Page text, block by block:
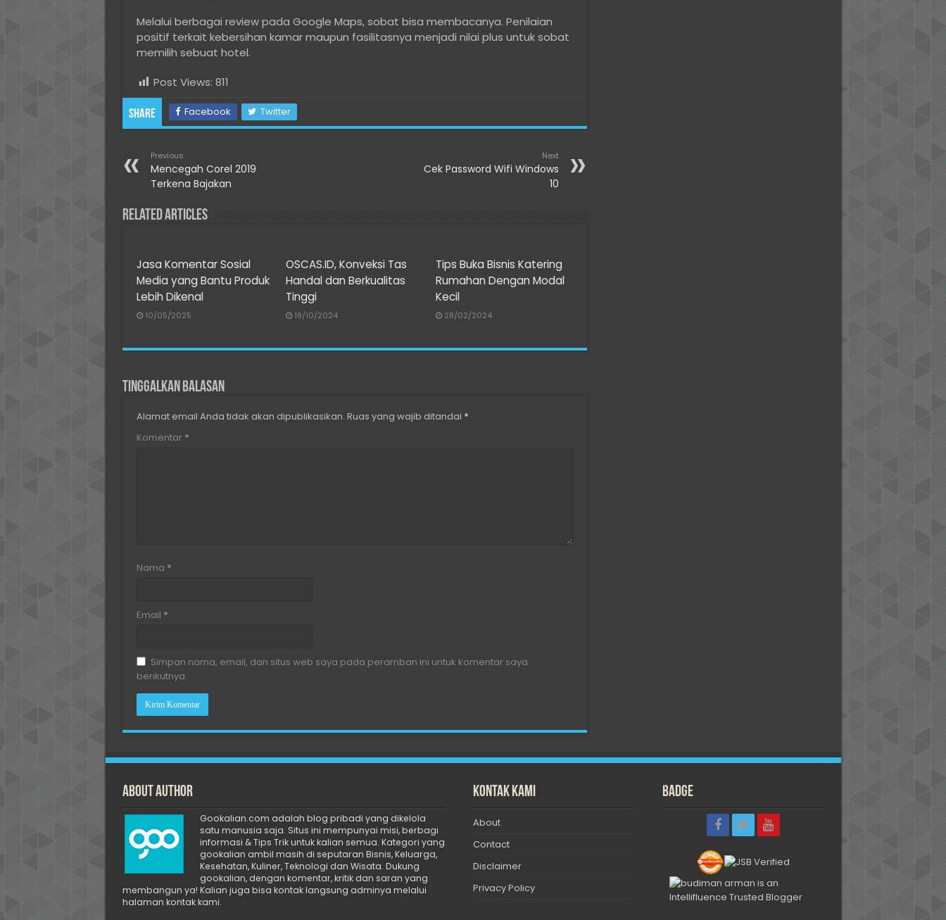
Melalui berbagai review pada Google Maps, sobat bisa membacanya. Penilaian
positif terkait kebersihan kamar maupun fasilitasnya menjadi nilai plus untuk sobat
memilih sebuat hotel.
Post Views: 811
Share Facebook Twitter
Previous
Mencegah Corel 2019
Terkena Bajakan
Next
Cek Password Wifi Windows
10
Related Articles
Jasa Komentar Sosial
Media yang Bantu Produk
Lebih Dikenal
10/05/2025
OSCAS.ID, Konveksi Tas
Handal dan Berkualitas
Tinggi
19/10/2024
Tips Buka Bisnis Katering
Rumahan Dengan Modal
Kecil
28/02/2024
Tinggalkan Balasan
Alamat email Anda tidak akan dipublikasikan. Ruas yang wajib ditandai *
Komentar *
Nama *
Email *
Simpan nama, email, dan situs web saya pada peramban ini untuk komentar saya
berikutnya.
About Author
Gookalian.com adalah blog pribadi yang dikelola
satu manusia saja. Situs ini mempunyai misi, berbagi
informasi & Tips Trik untuk kalian semua. Kategori yang
gookalian ambil masih di seputaran Bisnis, Keluarga,
Kesehatan, Kuliner, Teknologi dan Wisata. Dukung
gookalian, dengan komentar, kritik dan saran yang
membangun ya! Kalian juga bisa kontak langsung adminya melalui
halaman kontak kami.
Kontak Kami
About
Contact
Disclaimer
Privacy Policy
Badge